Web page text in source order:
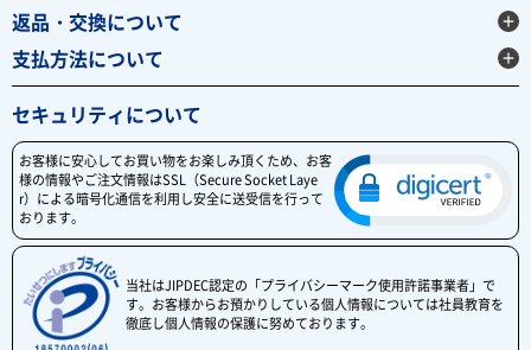
返品・交換について
支払方法について
セキュリティについて
お客様に安心してお買い物をお楽しみ頂くため、お客
様の情報やご注文情報はSSL（Secure Socket Laye
r）による暗号化通信を利用し安全に送受信を行って
おります。
当社はJIPDEC認定の「プライバシーマーク使用許諾事業者」で
す。お客様からお預かりしている個人情報については社員教育を
徹底し個人情報の保護に努めております。